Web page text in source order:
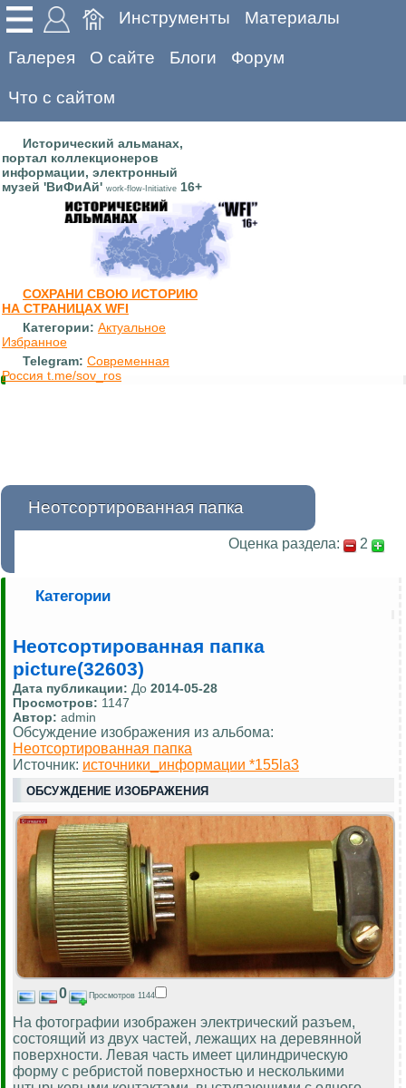
Инструменты Материалы
Галерея О сайте Блоги Форум
Что с сайтом
Исторический альманах,
портал коллекционеров
информации, электронный
музей 'ВиФиАй' work-flow-Initiative 16+
СОХРАНИ СВОЮ ИСТОРИЮ
НА СТРАНИЦАХ WFI
Категории: Актуальное
Избранное
Telegram: Современная
Россия t.me/sov_ros
Неотсортированная папка
Оценка раздела: 2
Категории
Неотсортированная папка
picture(32603)
Дата публикации: До 2014-05-28
Просмотров: 1147
Автор: admin
Обсуждение изображения из альбома:
Неотсортированная папка
Источник: источники_информации *155la3
ОБСУЖДЕНИЕ ИЗОБРАЖЕНИЯ
0 Просмотров 1144
На фотографии изображен электрический разъем,
состоящий из двух частей, лежащих на деревянной
поверхности. Левая часть имеет цилиндрическую
форму с ребристой поверхностью и несколькими